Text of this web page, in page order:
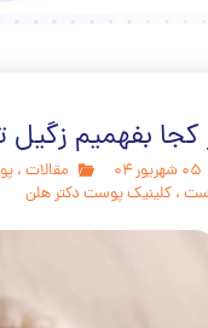
کجا بفهمیم زگیل
۰۵ شهریور ۰۴ مقالات ،
، کلینیک پوست دکتر هلن